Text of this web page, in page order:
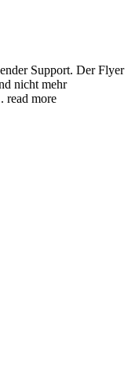
Support. Der Flyer
nicht mehr
read more